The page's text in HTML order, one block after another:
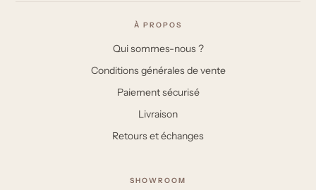
À PROPOS
Qui sommes-nous ?
Conditions générales de vente
Paiement sécurisé
Livraison
Retours et échanges
SHOWROOM